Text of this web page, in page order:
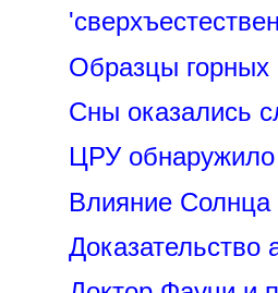
Образцы горных
Сны оказались
ЦРУ обнаружило
Влияние
Доказательство